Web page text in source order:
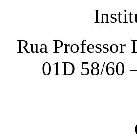
Rua Professor
01D 58/60